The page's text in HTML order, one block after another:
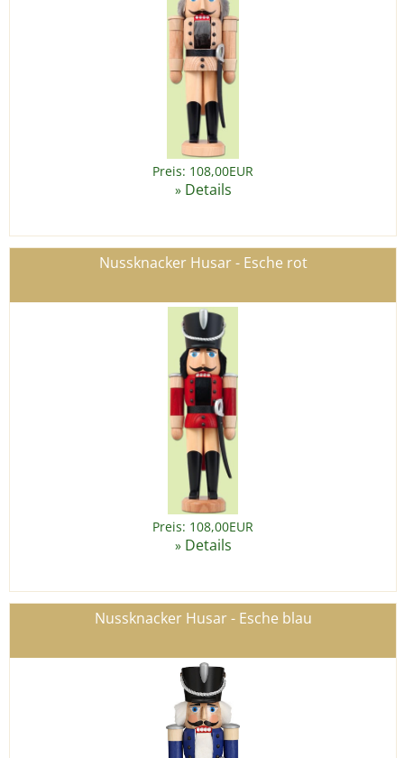
Preis: 108,00EUR
» Details
Nussknacker Husar - Esche rot
Preis: 108,00EUR
» Details
Nussknacker Husar - Esche blau